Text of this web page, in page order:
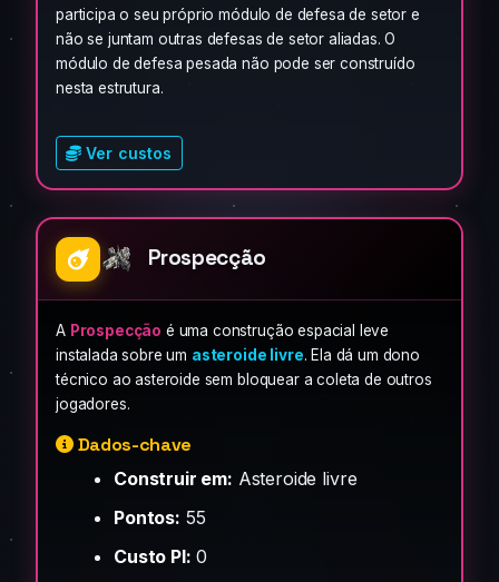
participa o seu próprio módulo de defesa de setor e
não se juntam outras defesas de setor aliadas. O
módulo de defesa pesada não pode ser construído
nesta estrutura.
Ver custos
Prospecção
A Prospecção é uma construção espacial leve
instalada sobre um asteroide livre. Ela dá um dono
técnico ao asteroide sem bloquear a coleta de outros
jogadores.
Dados-chave
Construir em: Asteroide livre
Pontos: 55
Custo PI: 0